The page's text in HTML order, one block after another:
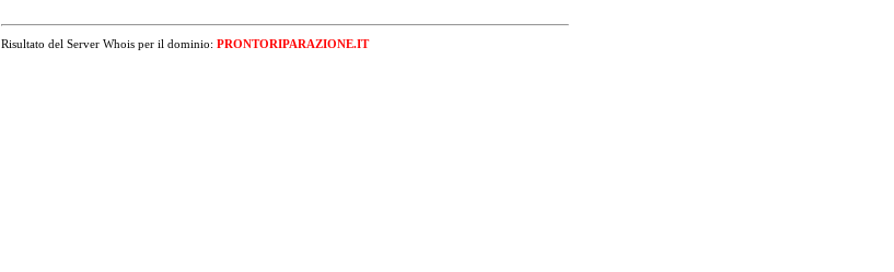
Risultato del Server Whois per il dominio: PRONTORIPARAZIONE.IT